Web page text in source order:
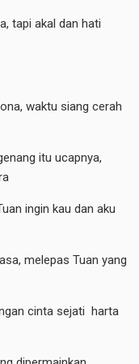
tapi akal dan hati
waktu siang cerah
itu ucapnya,
ingin kau dan aku
melepas Tuan yang
cinta sejati harta